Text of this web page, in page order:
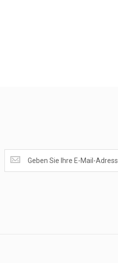
EMPFANGEN?
<br>MELDE